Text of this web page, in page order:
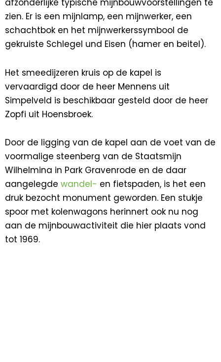
afzonderlijke typische mijnbouwvoorstellingen te
zien. Er is een mijnlamp, een mijnwerker, een
schachtbok en het mijnwerkerssymbool de
gekruiste Schlegel und Eisen (hamer en beitel).
Het smeedijzeren kruis op de kapel is
vervaardigd door de heer Mennens uit
Simpelveld is beschikbaar gesteld door de heer
Zopfi uit Hoensbroek.
Door de ligging van de kapel aan de voet van de
voormalige steenberg van de Staatsmijn
Wilhelmina in Park Gravenrode en de daar
aangelegde wandel- en fietspaden, is het een
druk bezocht monument geworden. Een stukje
spoor met kolenwagons herinnert ook nu nog
aan de mijnbouwactiviteit die hier plaats vond
tot 1969.